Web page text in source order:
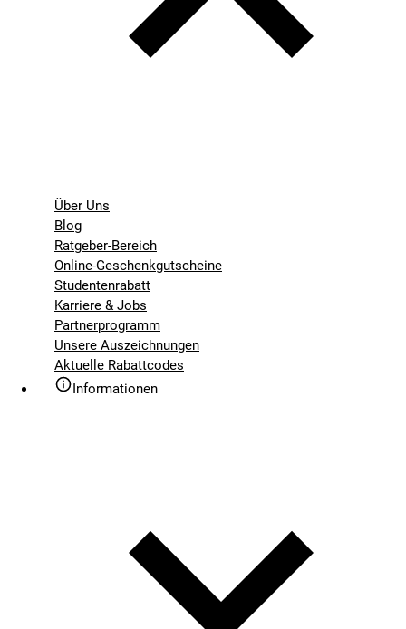
Über Uns
Blog
Ratgeber-Bereich
Online-Geschenkgutscheine
Studentenrabatt
Karriere & Jobs
Partnerprogramm
Unsere Auszeichnungen
Aktuelle Rabattcodes
Informationen